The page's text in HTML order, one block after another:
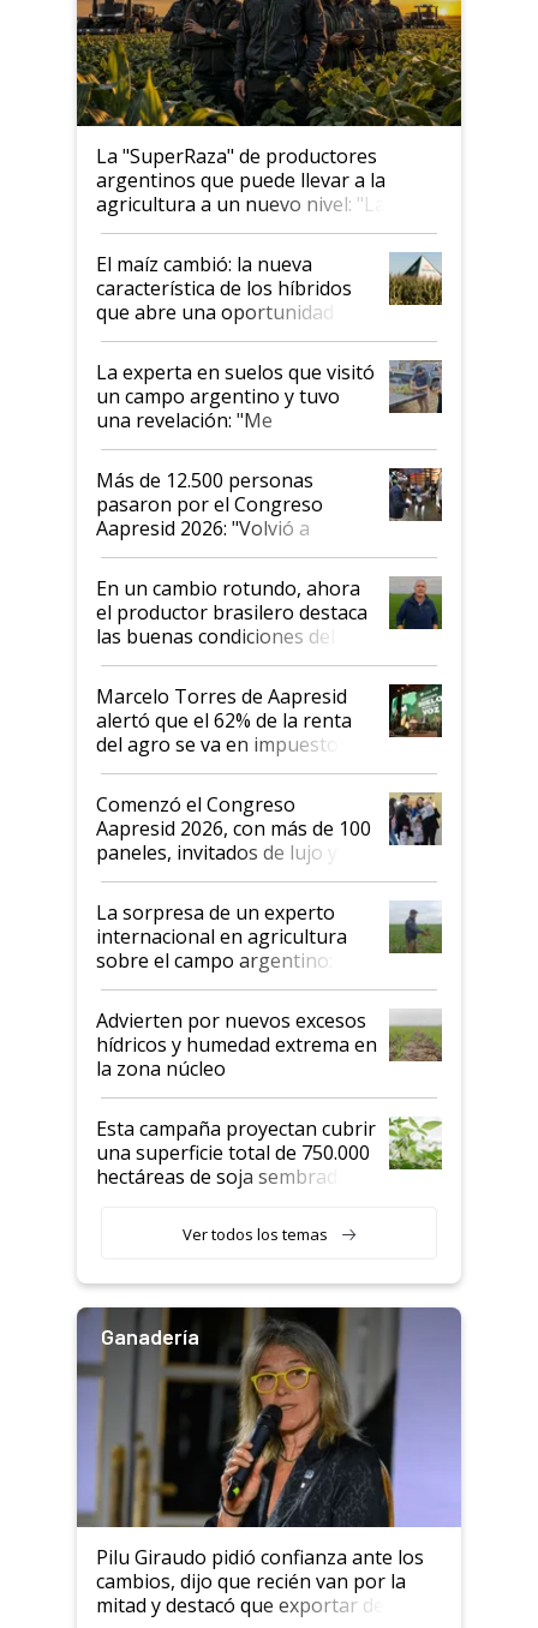
La "SuperRaza" de productores
argentinos que puede llevar a la
agricultura a un nuevo nivel: "Las
posibilidades de crecimiento son
infinitas"
El maíz cambió: la nueva
característica de los híbridos
que abre una oportunidad en
el lote
La experta en suelos que visitó
un campo argentino y tuvo
una revelación: "Me
impresionó mucho"
Más de 12.500 personas
pasaron por el Congreso
Aapresid 2026: "Volvió a
demostrar que hablar del
suelo es hablar de todo el
sistema productivo"
En un cambio rotundo, ahora
el productor brasilero destaca
las buenas condiciones del
agro argentino para invertir:
"Los veo más motivados"
Marcelo Torres de Aapresid
alertó que el 62% de la renta
del agro se va en impuestos:
"No es bueno que en
Argentina se sigan discutiendo
las mismas cosas de hace 50
años"
Comenzó el Congreso
Aapresid 2026, con más de 100
paneles, invitados de lujo y
todas las tendencias
La sorpresa de un experto
internacional en agricultura
sobre el campo argentino:
"Estoy muy impresionado"
Advierten por nuevos excesos
hídricos y humedad extrema en
la zona núcleo
Esta campaña proyectan cubrir
una superficie total de 750.000
hectáreas de soja sembradas
variedades que marcan un
salto tecnológico en genética y
Ver todos los temas
Ganadería
Pilu Giraudo pidió confianza ante los
cambios, dijo que recién van por la
mitad y destacó que exportar dejó de